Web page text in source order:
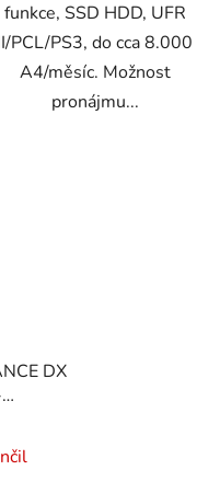
funkce, SSD HDD, UFR
PCL/PS3, do cca 8.000
A4/měsíc. Možnost
pronájmu...
DX